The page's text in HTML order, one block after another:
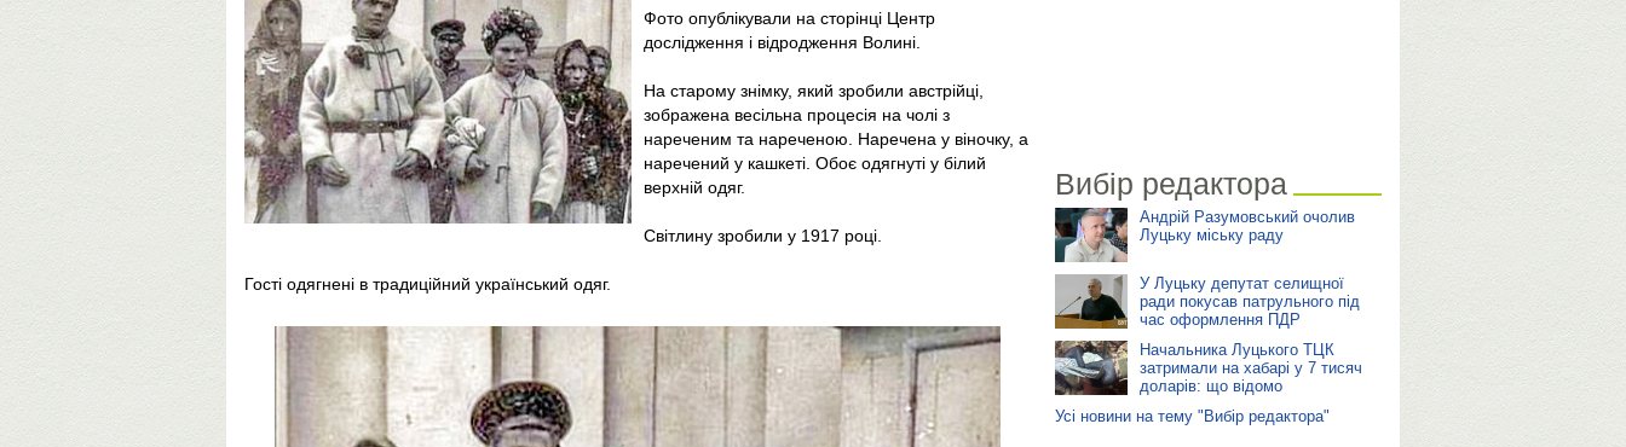
Фото опублікували на сторінці Центр
дослідження і відродження Волині.
На старому знімку, який зробили австрійці,
зображена весільна процесія на чолі з
нареченим та нареченою. Наречена у віночку, а
наречений у кашкеті. Обоє одягнуті у білий
верхній одяг.
Світлину зробили у 1917 році.
Гості одягнені в традиційний український одяг.
Вибір редактора
Андрій Разумовський очолив
Луцьку міську раду
У Луцьку депутат селищної
ради покусав патрульного під
час оформлення ПДР
Начальника Луцького ТЦК
затримали на хабарі у 7 тисяч
доларів: що відомо
Усі новини на тему "Вибір редактора"